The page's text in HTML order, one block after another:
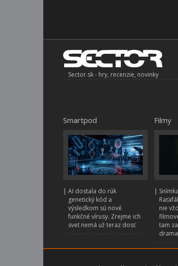
Sector.sk - hry, recenzie, novinky
Smartpod
| AI dostala do rúk
genetický kód a
výsledkom sú nové
funkčné vírusy. Zrejme ich
svet nemá už teraz dosť.
Filmy
|
nie
tam